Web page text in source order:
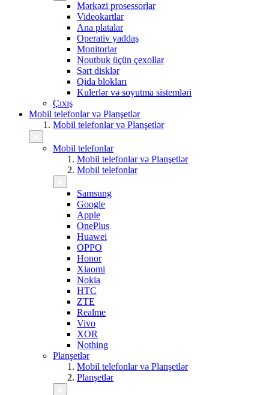
Mərkəzi prosessorlar
Videokartlar
Ana platalar
Operativ yaddaş
Monitorlar
Noutbuk üçün çexollar
Sərt disklər
Qida blokları
Kulerlər və soyutma sistemləri
Çıxış
Mobil telefonlar və Planşetlər
Mobil telefonlar və Planşetlər
Mobil telefonlar
Mobil telefonlar və Planşetlər
Mobil telefonlar
Samsung
Google
Apple
OnePlus
Huawei
OPPO
Honor
Xiaomi
Nokia
HTC
ZTE
Realme
Vivo
XOR
Nothing
Planşetlər
Mobil telefonlar və Planşetlər
Planşetlər